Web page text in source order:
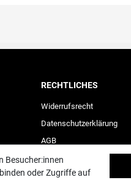
RECHTLICHES
Widerrufs­recht
Daten­schutz­erklärung
AGB
Impressum
Besucher:innen
oder Zugriffe auf